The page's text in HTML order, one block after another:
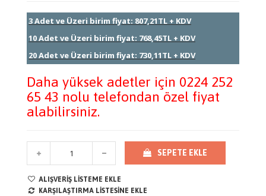
3 Adet ve Üzeri birim fiyat: 807,21TL + KDV
10 Adet ve Üzeri birim fiyat: 768,45TL + KDV
20 Adet ve Üzeri birim fiyat: 730,11TL + KDV
Daha yüksek adetler için 0224 252
65 43 nolu telefondan özel fiyat
alabilirsiniz.
SEPETE EKLE
ALIŞVERIŞ LISTEME EKLE
KARŞILAŞTIRMA LISTESINE EKLE